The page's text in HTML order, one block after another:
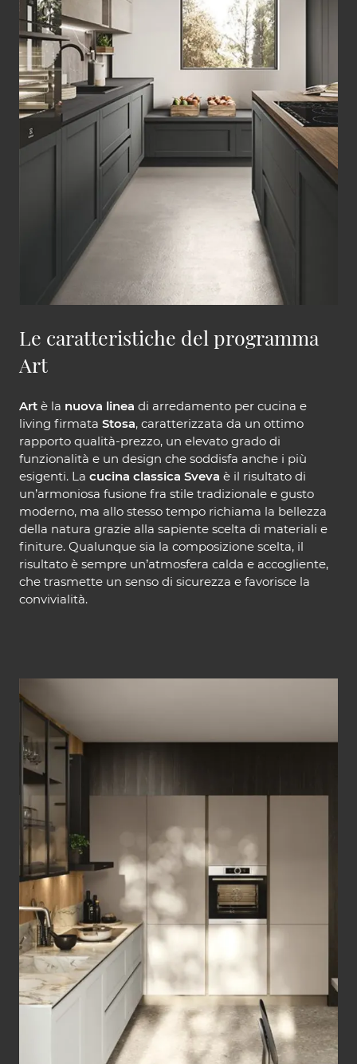
Le caratteristiche del programma
Art
Art è la nuova linea di arredamento per cucina e
living firmata Stosa, caratterizzata da un ottimo
rapporto qualità-prezzo, un elevato grado di
funzionalità e un design che soddisfa anche i più
esigenti. La cucina classica Sveva è il risultato di
un’armoniosa fusione fra stile tradizionale e gusto
moderno, ma allo stesso tempo richiama la bellezza
della natura grazie alla sapiente scelta di materiali e
finiture. Qualunque sia la composizione scelta, il
risultato è sempre un’atmosfera calda e accogliente,
che trasmette un senso di sicurezza e favorisce la
convivialità.